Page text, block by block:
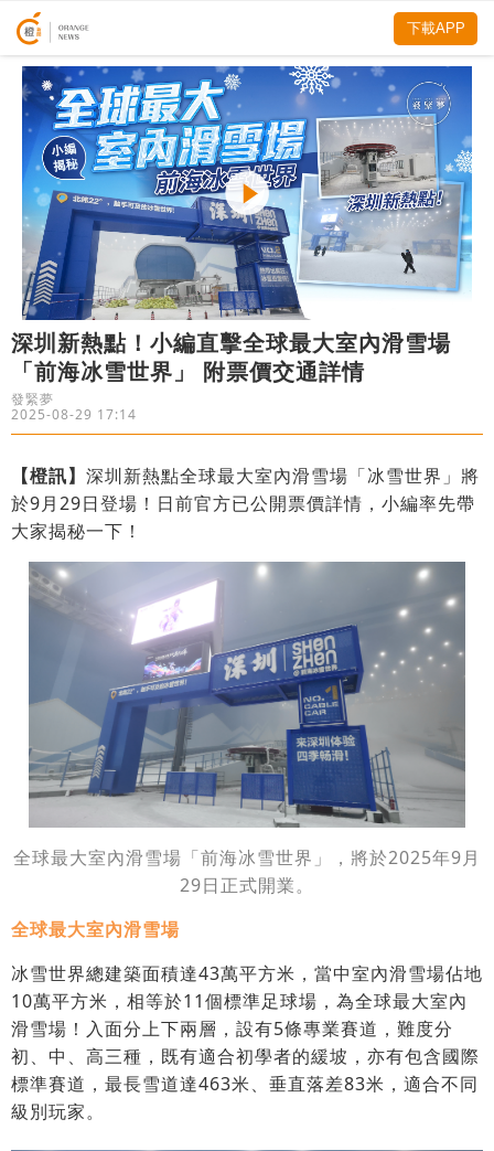
深圳新熱點！小編直擊全球最大室內滑雪場
「前海冰雪世界」 附票價交通詳情
發緊夢
2025-08-29 17:14
【橙訊】 深圳新熱點全球最大室內滑雪場「冰雪世界」將
於9月29日登場！日前官方已公開票價詳情，小編率先帶
大家揭秘一下！
全球最大室內滑雪場「前海冰雪世界」，將於2025年9月
29日正式開業。
全球最大室內滑雪場
冰雪世界總建築面積達43萬平方米，當中室內滑雪場佔地
10萬平方米，相等於11個標準足球場，為全球最大室內
滑雪場！入面分上下兩層，設有5條專業賽道，難度分
初、中、高三種，既有適合初學者的緩坡，亦有包含國際
標準賽道，最長雪道達463米、垂直落差83米，適合不同
級別玩家。
下載APP